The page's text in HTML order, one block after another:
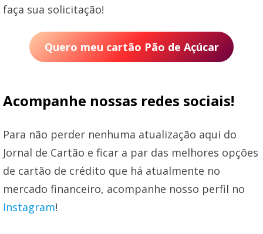
faça sua solicitação!
Quero meu cartão Pão de Açúcar
Acompanhe nossas redes sociais!
Para não perder nenhuma atualização aqui do
Jornal de Cartão e ficar a par das melhores opções
de cartão de crédito que há atualmente no
mercado financeiro, acompanhe nosso perfil no
Instagram!